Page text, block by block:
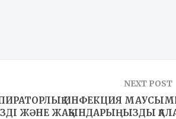
NEXT POST
ИНФЕКЦИЯ
ЖӘНЕ ЖАҚЫНДАРЫҢЫЗДЫ